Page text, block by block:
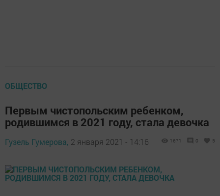
ОБЩЕСТВО
Первым чистопольским ребенком,
родившимся в 2021 году, стала девочка
Гузель Гумерова, 2 января 2021 - 14:16 1671 0 5